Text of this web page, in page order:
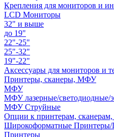
Крепления для мониторов и
LCD Мониторы
32" и выше
до 19"
22"-25"
25"-32"
19"-22"
Аксессуары для мониторов и
Принтеры, сканеры, МФУ
МФУ
МФУ лазерные/светодиодные/
МФУ Струйные
Опции к принтерам,
Широкоформатные Принтеры/
Принтеры